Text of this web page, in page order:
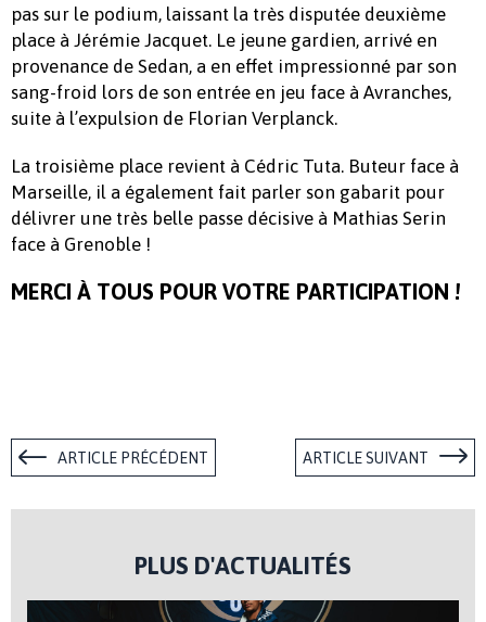
pas sur le podium, laissant la très disputée deuxième
place à Jérémie Jacquet. Le jeune gardien, arrivé en
provenance de Sedan, a en effet impressionné par son
sang-froid lors de son entrée en jeu face à Avranches,
suite à l’expulsion de Florian Verplanck.
La troisième place revient à Cédric Tuta. Buteur face à
Marseille, il a également fait parler son gabarit pour
délivrer une très belle passe décisive à Mathias Serin
face à Grenoble !
MERCI À TOUS POUR VOTRE PARTICIPATION !
ARTICLE PRÉCÉDENT ARTICLE SUIVANT
PLUS D'ACTUALITÉS